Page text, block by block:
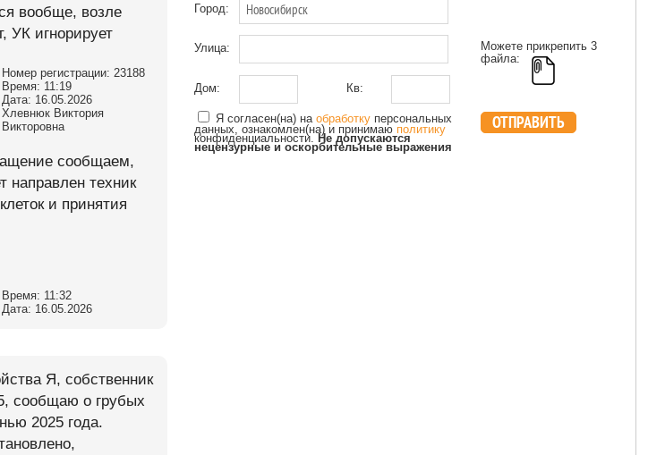
вообще, возле
УК игнорирует
Номер регистрации: 23188
Время: 11:19
Дата: 16.05.2026
Хлевнюк Виктория
Викторовна
сообщаем,
направлен техник
и принятия
Время: 11:32
Дата: 16.05.2026
Я, собственник
сообщаю о грубых
2025 года.
Город:
Улица:
Дом: Кв:
Я согласен(на) на обработку персональных
данных, ознакомлен(на) и принимаю политику
конфиденциальности. Не допускаются
нецензурные и оскорбительные выражения
Можете прикрепить 3
файла:
ОТПРАВИТЬ